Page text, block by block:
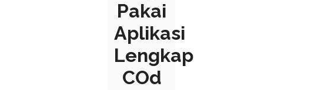
Pakai
Aplikasi
Lengkap
COd